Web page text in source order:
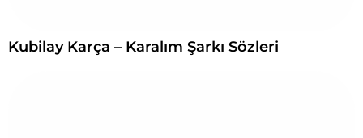
Kubilay Karça – Karalım Şarkı Sözleri